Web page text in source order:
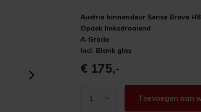
Austria binnendeur Sense Brave
Opdek linksdraaiend
A-Grade
Incl. Blank glas
€ 175,-
Toevoegen aan